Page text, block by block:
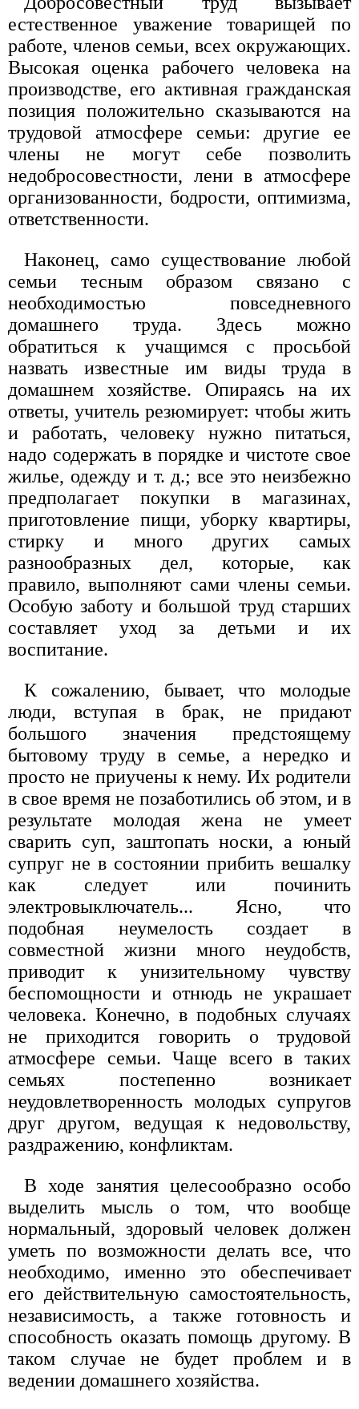
естественное уважение товарищей по
работе, членов семьи, всех окружающих.
Высокая оценка рабочего человека на
производстве, его активная гражданская
позиция положительно сказываются на
трудовой атмосфере семьи: другие ее
члены не могут себе позволить
недобросовестности, лени в атмосфере
организованности, бодрости, оптимизма,
ответственности.
Наконец, само существование любой
семьи тесным образом связано с
необходимостью повседневного
домашнего труда. Здесь можно
обратиться к учащимся с просьбой
назвать известные им виды труда в
домашнем хозяйстве. Опираясь на их
ответы, учитель резюмирует: чтобы жить
и работать, человеку нужно питаться,
надо содержать в порядке и чистоте свое
жилье, одежду и т. д.; все это неизбежно
предполагает покупки в магазинах,
приготовление пищи, уборку квартиры,
стирку и много других самых
разнообразных дел, которые, как
правило, выполняют сами члены семьи.
Особую заботу и большой труд старших
составляет уход за детьми и их
воспитание.
К сожалению, бывает, что молодые
люди, вступая в брак, не придают
большого значения предстоящему
бытовому труду в семье, а нередко и
просто не приучены к нему. Их родители
в свое время не позаботились об этом, и в
результате молодая жена не умеет
сварить суп, заштопать носки, а юный
супруг не в состоянии прибить вешалку
как следует или починить
электровыключатель... Ясно, что
подобная неумелость создает в
совместной жизни много неудобств,
приводит к унизительному чувству
беспомощности и отнюдь не украшает
человека. Конечно, в подобных случаях
не приходится говорить о трудовой
атмосфере семьи. Чаще всего в таких
семьях постепенно возникает
неудовлетворенность молодых супругов
друг другом, ведущая к недовольству,
раздражению, конфликтам.
В ходе занятия целесообразно особо
выделить мысль о том, что вообще
нормальный, здоровый человек должен
уметь по возможности делать все, что
необходимо, именно это обеспечивает
его действительную самостоятельность,
независимость, а также готовность и
способность оказать помощь другому. В
таком случае не будет проблем и в
ведении домашнего хозяйства.